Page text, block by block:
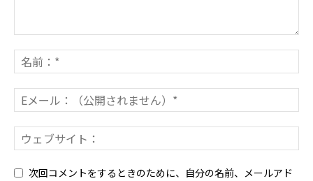
次回コメントをするときのために、自分の名前、メールアド